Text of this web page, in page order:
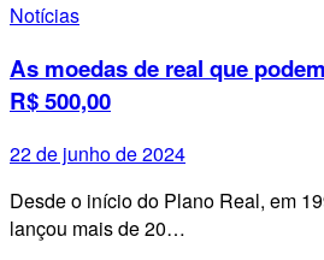
Notícias
As moedas de real que
R$ 500,00
22 de junho de 2024
Desde o início do Plano Real, em
lançou mais de 20…